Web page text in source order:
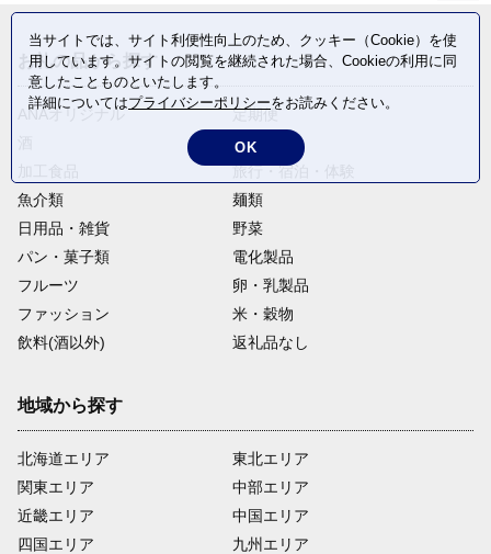
お礼の品から探す
ANAオリジナル
定期便
肉類
旅行・宿泊・体験
魚介類
麺類
日用品・雑貨
野菜
パン・菓子類
電化製品
フルーツ
卵・乳製品
ファッション
米・穀物
飲料(酒以外)
返礼品なし
地域から探す
北海道エリア
関東エリア
近畿エリア
四国エリア
東北エリア
中部エリア
中国エリア
九州エリア
当サイトでは、サイト利便性向上のため、クッキー（Cookie）を使
用しています。サイトの閲覧を継続された場合、Cookieの利用に同
意したことものといたします。
詳細についてはプライバシーポリシーをお読みください。
OK